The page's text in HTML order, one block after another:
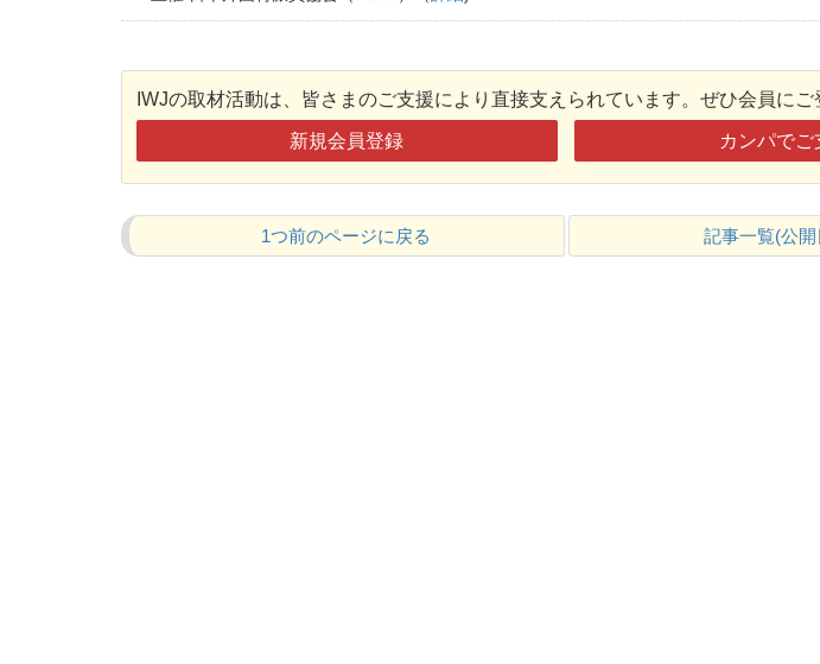
IWJの取材活動は、皆さまのご支援により直接支えられています。ぜひ会員にご
新規会員登録 カンパでご
1つ前のページに戻る 記事一覧(公開